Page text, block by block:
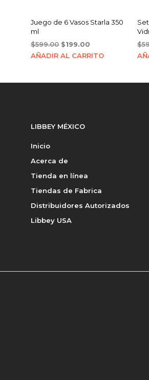
Juego de 6 Vasos Starla 350
ml
$599.00 Original
price
$199.00
price
AÑADIR AL CARRITO
$
LIBBEY MÉXICO
Inicio
Acerca de
Tienda en línea
Tiendas de Fabrica
Distribuidores Autorizados
Libbey USA